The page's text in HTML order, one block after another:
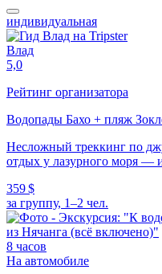
индивидуальная
Влад
5,0
Рейтинг организатора
Водопады Бахо + пляж
Несложный треккинг по
отдых у лазурного моря —
359 $
за группу, 1–2 чел.
8 часов
На автомобиле